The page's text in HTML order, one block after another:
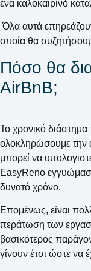
ένα καλοκαιρινό
Όλα αυτά
οποία θα
Πόσο θα
ΑirΒnΒ;
Το χρονικό
ολοκληρώσουμε την
μπορεί να
EasyReno
δυνατό χρόνο.
Επομένως, είναι
περάτωση των
βασικότερος
γίνουν έτσι ώστε να